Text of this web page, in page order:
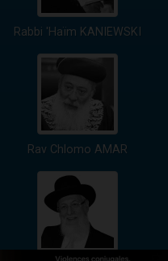
Rabbi 'Haïm KANIEWSKI
Rav Chlomo AMAR